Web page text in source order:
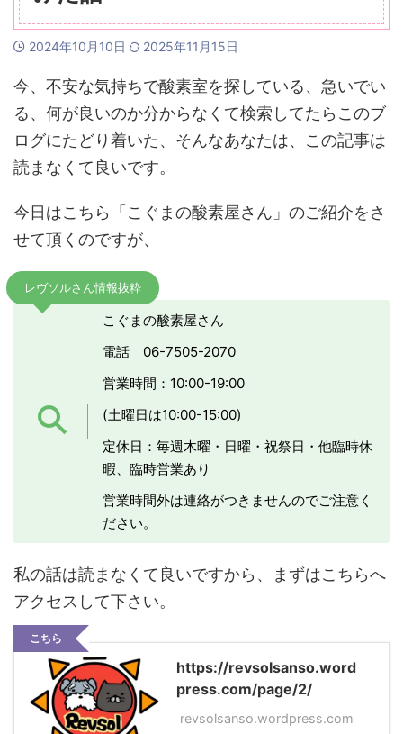
2024年10月10日 2025年11月15日
今、不安な気持ちで酸素室を探している、急いでい
る、何が良いのか分からなくて検索してたらこのブ
ログにたどり着いた、そんなあなたは、この記事は
読まなくて良いです。
今日はこちら「こぐまの酸素屋さん」のご紹介をさ
せて頂くのですが、
レヴソルさん情報抜粋
こぐまの酸素屋さん
電話 06-7505-2070
営業時間：10:00-19:00
(土曜日は10:00-15:00)
定休日：毎週木曜・日曜・祝祭日・他臨時休
暇、臨時営業あり
営業時間外は連絡がつきませんのでご注意く
ださい。
私の話は読まなくて良いですから、まずはこちらへ
アクセスして下さい。
こちら
https://revsolsanso.word
press.com/page/2/
revsolsanso.wordpress.com